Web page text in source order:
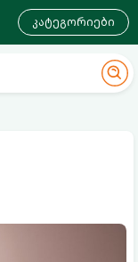
კატეგორიები